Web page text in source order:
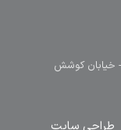
خیابان کوشش